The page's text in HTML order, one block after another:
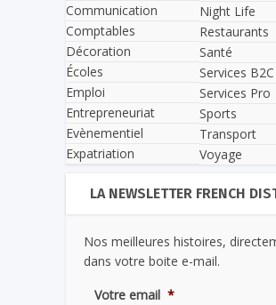
Communication
Comptables
Décoration
Écoles
Emploi
Entrepreneuriat
Evènementiel
Expatriation
Night Life
Restaurants
Santé
Services B2C
Services Pro
Sports
Transport
Voyage
LA NEWSLETTER FRENCH
Nos meilleures histoires,
dans votre boite e-mail.
Votre email *